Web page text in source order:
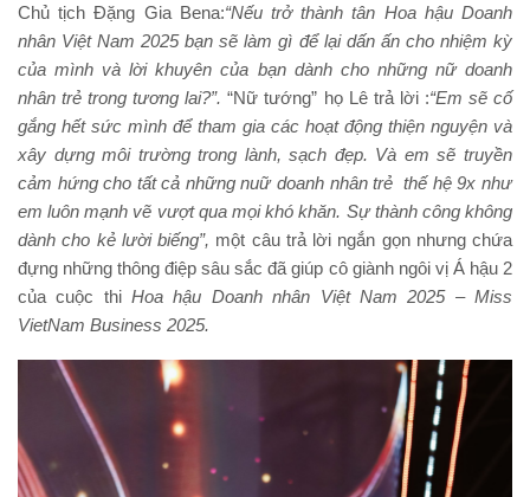
Chủ tịch Đặng Gia Bena:“Nếu trở thành tân Hoa hậu Doanh
nhân Việt Nam 2025 bạn sẽ làm gì để lại dấn ấn cho nhiệm kỳ
của mình và lời khuyên của bạn dành cho những nữ doanh
nhân trẻ trong tương lai?”. “Nữ tướng” họ Lê trả lời :“Em sẽ cố
gắng hết sức mình để tham gia các hoạt động thiện nguyện và
xây dựng môi trường trong lành, sạch đẹp. Và em sẽ truyền
cảm hứng cho tất cả những nuữ doanh nhân trẻ thế hệ 9x như
em luôn mạnh vẽ vượt qua mọi khó khăn. Sự thành công không
dành cho kẻ lười biếng”, một câu trả lời ngắn gọn nhưng chứa
đựng những thông điệp sâu sắc đã giúp cô giành ngôi vị Á hậu 2
của cuộc thiHoa hậu Doanh nhân Việt Nam 2025 – Miss
VietNam Business 2025.